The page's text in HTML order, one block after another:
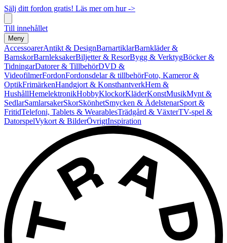
Sälj ditt fordon gratis! Läs mer om hur ->
Till innehållet
Meny
AccessoarerAntikt & DesignBarnartiklarBarnkläder &
BarnskorBarnleksakerBiljetter & ResorBygg & VerktygBöcker &
TidningarDatorer & TillbehörDVD &
VideofilmerFordonFordonsdelar & tillbehörFoto, Kameror &
OptikFrimärkenHandgjort & KonsthantverkHem &
HushållHemelektronikHobbyKlockorKläderKonstMusikMynt &
SedlarSamlarsakerSkorSkönhetSmycken & ÄdelstenarSport &
FritidTelefoni, Tablets & WearablesTrädgård & VäxterTV-spel &
DatorspelVykort & BilderÖvrigtInspiration